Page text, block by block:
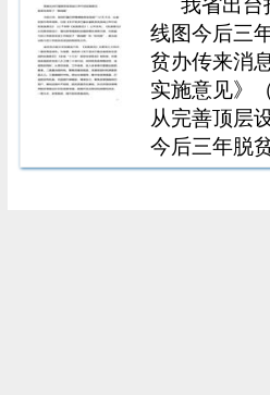
了评价体系
我省出台
线图今后三
贫办传来消
实施意见》
从完善顶层
今后三年脱
三年脱贫攻